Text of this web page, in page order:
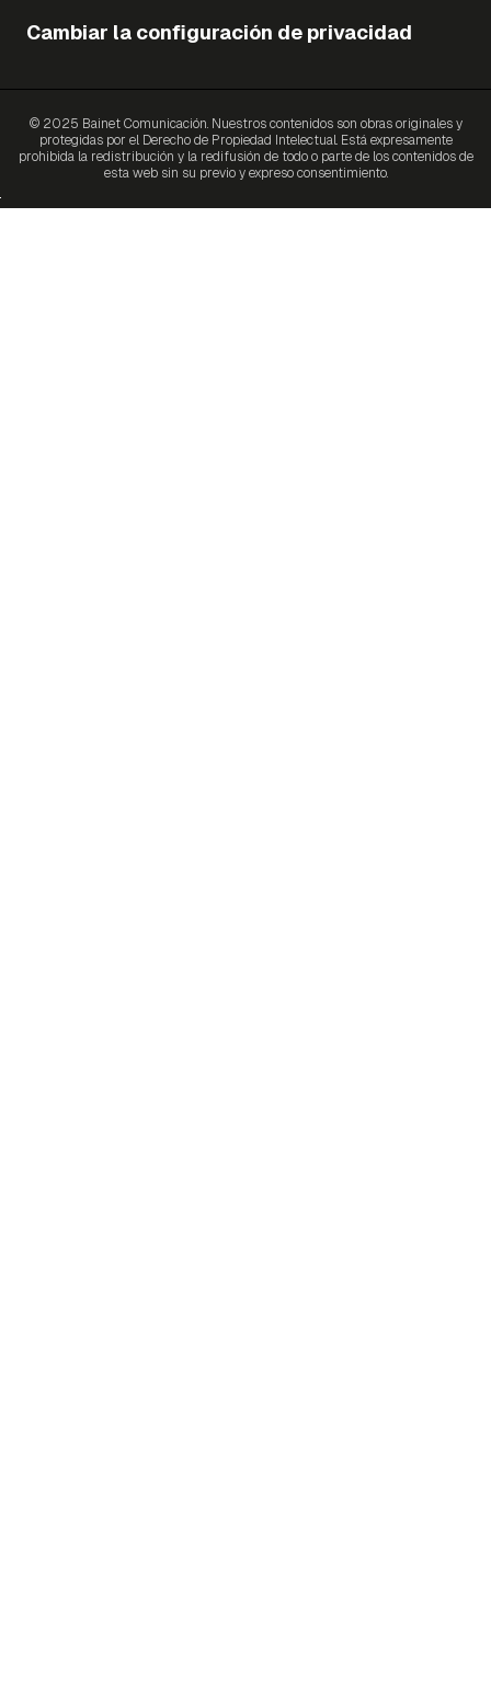
Cambiar la configuración de privacidad
© 2025 Bainet Comunicación. Nuestros contenidos son obras originales y
protegidas por el Derecho de Propiedad Intelectual. Está expresamente
prohibida la redistribución y la redifusión de todo o parte de los contenidos de
esta web sin su previo y expreso consentimiento.